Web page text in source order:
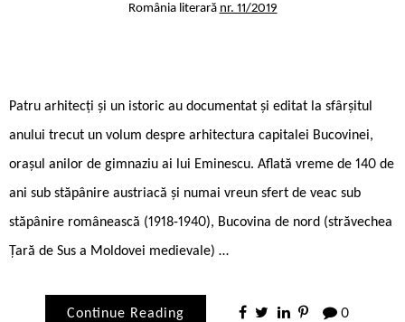
România literară nr. 11/2019
Patru arhitecți și un istoric au documentat și editat la sfârșitul
anului trecut un volum despre arhitectura capitalei Bucovinei,
orașul anilor de gimnaziu ai lui Eminescu. Aflată vreme de 140 de
ani sub stăpânire austriacă și numai vreun sfert de veac sub
stăpânire românească (1918-1940), Bucovina de nord (străvechea
Țară de Sus a Moldovei medievale) …
Continue Reading 0